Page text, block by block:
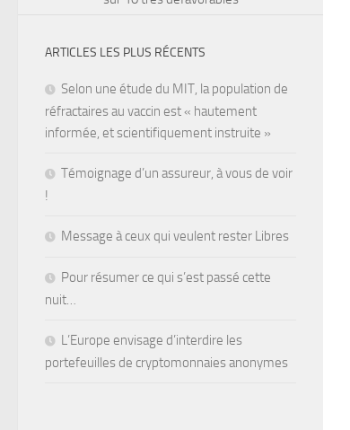
ARTICLES LES PLUS RÉCENTS
Selon une étude du MIT, la population de
réfractaires au vaccin est « hautement
informée, et scientifiquement instruite »
Témoignage d’un assureur, à vous de voir
!
Message à ceux qui veulent rester Libres
Pour résumer ce qui s’est passé cette
nuit…
L’Europe envisage d’interdire les
portefeuilles de cryptomonnaies anonymes